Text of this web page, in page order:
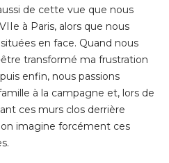
enfin, nous passions
à la campagne et, lors de
ces murs clos derrière
imagine forcément ces
meilleur souvenir ?
c'est toujours celui de la